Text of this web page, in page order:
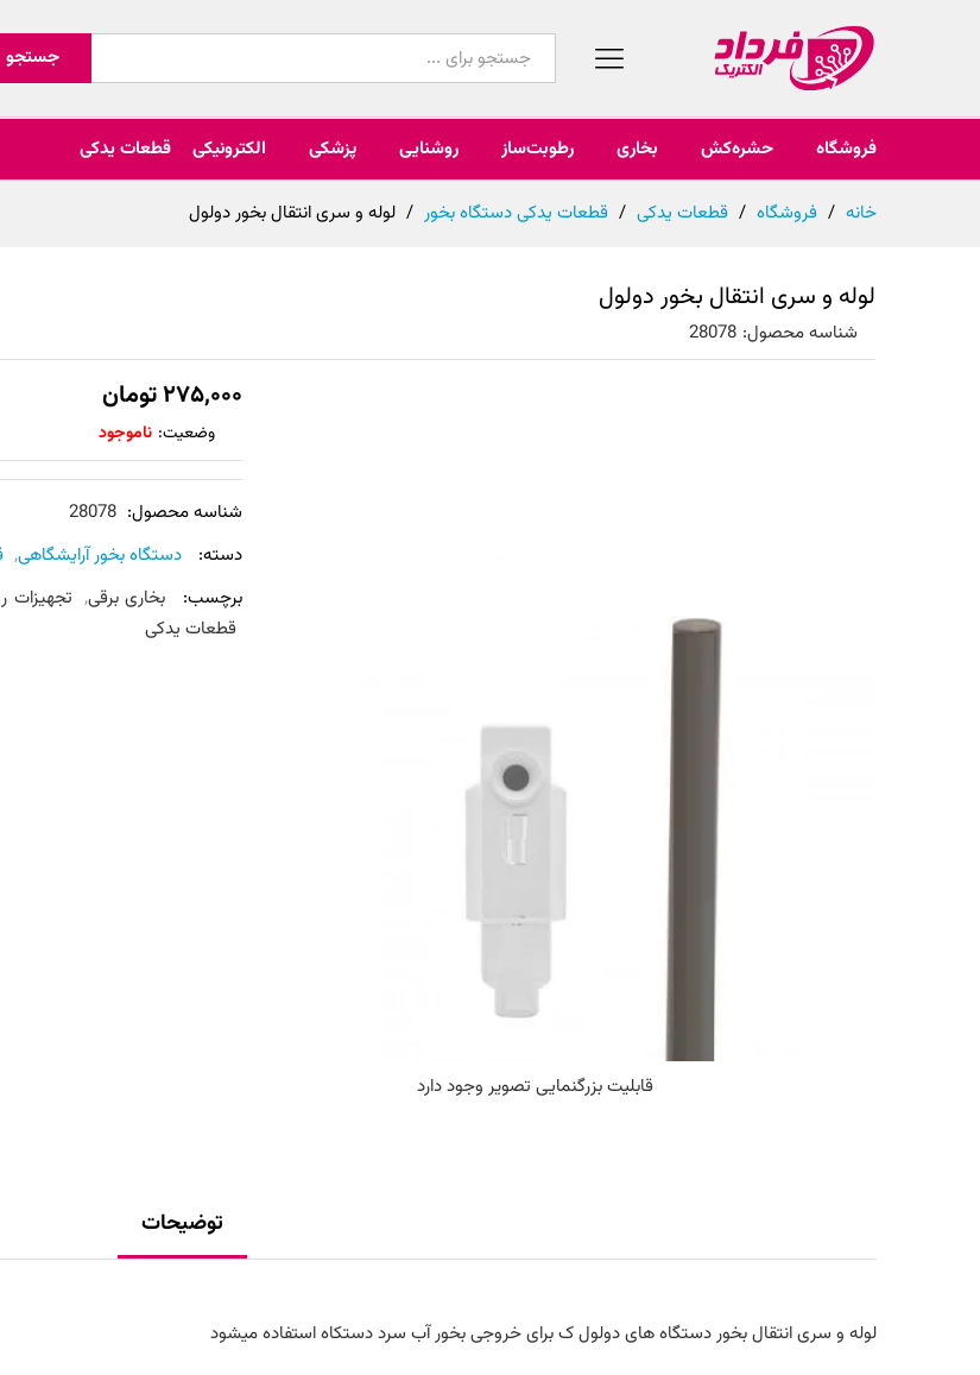
همه محصولات جستجو
فروشگاه حشره‌کش بخاری رطوبت‌ساز روشنایی پزشکی الکترونیکی قطعات یدکی
خانه / فروشگاه / قطعات یدکی / قطعات یدکی دستگاه بخور / لوله و سری انتقال بخور دولول
لوله و سری انتقال بخور دولول
شناسه محصول: 28078
قابلیت بزرگنمایی تصویر وجود دارد
۲۷۵,۰۰۰تومان
وضعیت: ناموجود
شناسه محصول: 28078
دسته:
دستگاه بخور آرایشگاهی,
برچسب:
بخاری برقی, تجهیزات
قطعات یدکی
توضیحات
لوله و سری انتقال بخور دستگاه های دولول ک برای خروجی بخور آب سرد دستکاه استفاده میشود